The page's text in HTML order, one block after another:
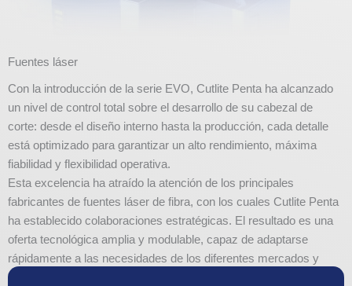
Fuentes láser
Con la introducción de la serie EVO, Cutlite Penta ha alcanzado
un nivel de control total sobre el desarrollo de su cabezal de
corte: desde el diseño interno hasta la producción, cada detalle
está optimizado para garantizar un alto rendimiento, máxima
fiabilidad y flexibilidad operativa.
Esta excelencia ha atraído la atención de los principales
fabricantes de fuentes láser de fibra, con los cuales Cutlite Penta
ha establecido colaboraciones estratégicas. El resultado es una
oferta tecnológica amplia y modulable, capaz de adaptarse
rápidamente a las necesidades de los diferentes mercados y
sectores productivos.